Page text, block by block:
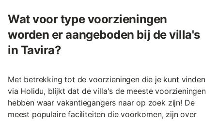
Wat voor type voorzieningen
worden er aangeboden bij de villa's
in Tavira?
Met betrekking tot de voorzieningen die je kunt vinden
via Holidu, blijkt dat de villa's de meeste voorzieningen
hebben waar vakantiegangers naar op zoek zijn! De
meest populaire faciliteiten die voorkomen, zijn over